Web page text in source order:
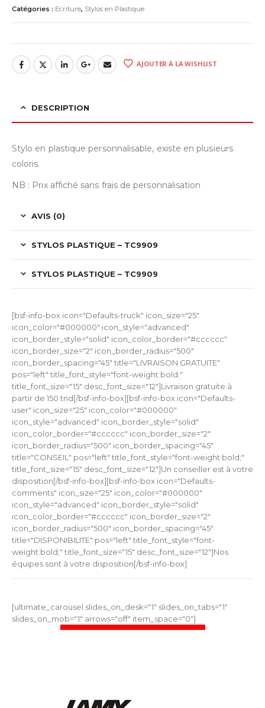
Catégories : Ecriture, Stylos en Plastique
AJOUTER À LA WISHLIST
DESCRIPTION
Stylo en plastique personnalisable, existe en plusieurs
coloris.
NB : Prix affiché sans frais de personnalisation
AVIS (0)
STYLOS PLASTIQUE – TC9909
STYLOS PLASTIQUE – TC9909
[bsf-info-box icon="Defaults-truck" icon_size="25"
icon_color="#000000" icon_style="advanced"
icon_border_style="solid" icon_color_border="#cccccc"
icon_border_size="2" icon_border_radius="500"
icon_border_spacing="45" title="LIVRAISON GRATUITE"
pos="left" title_font_style="font-weight:bold;"
title_font_size="15" desc_font_size="12"]Livraison gratuite à
partir de 150 tnd[/bsf-info-box][bsf-info-box icon="Defaults-
user" icon_size="25" icon_color="#000000"
icon_style="advanced" icon_border_style="solid"
icon_color_border="#cccccc" icon_border_size="2"
icon_border_radius="500" icon_border_spacing="45"
title="CONSEIL" pos="left" title_font_style="font-weight:bold;"
title_font_size="15" desc_font_size="12"]Un conseiller est à votre
disposition[/bsf-info-box][bsf-info-box icon="Defaults-
comments" icon_size="25" icon_color="#000000"
icon_style="advanced" icon_border_style="solid"
icon_color_border="#cccccc" icon_border_size="2"
icon_border_radius="500" icon_border_spacing="45"
title="DISPONIBILITE" pos="left" title_font_style="font-
weight:bold;" title_font_size="15" desc_font_size="12"]Nos
équipes sont à votre disposition[/bsf-info-box]
[ultimate_carousel slides_on_desk="1" slides_on_tabs="1"
slides_on_mob="1" arrows="off" item_space="0"]